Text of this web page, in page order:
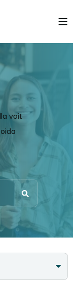
voit